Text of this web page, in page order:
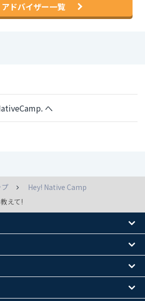
アドバイザー一覧
へ
Hey! Native Camp
えて!